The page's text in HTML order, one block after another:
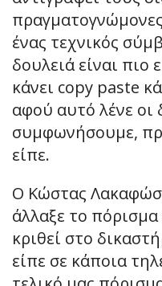
ένας τεχνικός
δουλειά είναι πιο
κάνει copy paste
αφού αυτό λένε οι
συμφωνήσουμε,
είπε.
Ο Κώστας
άλλαξε το
κριθεί στο
είπε σε κάποια